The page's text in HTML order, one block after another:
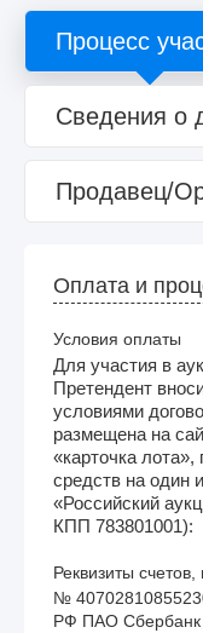
Процесс
Сведения о
Продавец/
Оплата и
Условия оплаты
Для участия в
Претендент
условиями
размещена на
«карточка
средств на один
«Российский
КПП 783801001):
Реквизиты
№
РФ ПАО Сбербанк